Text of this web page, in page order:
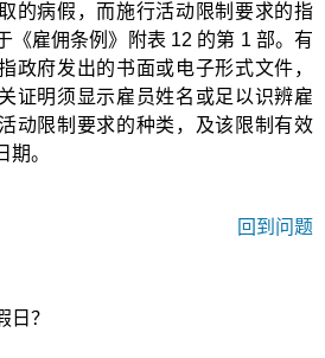
的病假，而施行活动限制要求的指
《雇佣条例》附表 12 的第 1 部。有
政府发出的书面或电子形式文件，
证明须显示雇员姓名或足以识辨雇
动限制要求的种类，及该限制有效
。
回到问题
日？